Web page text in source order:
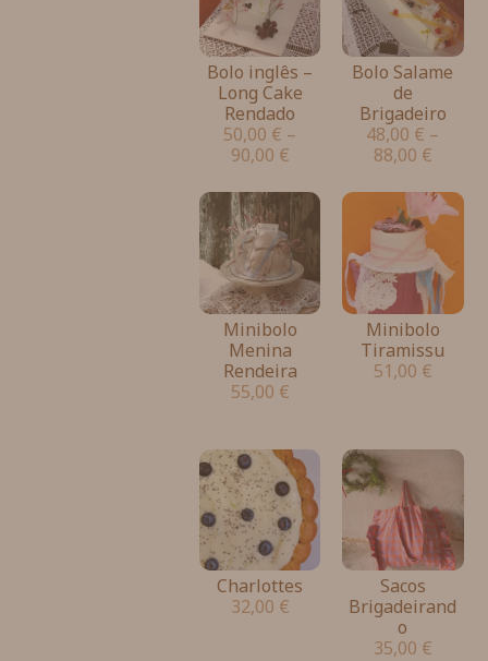
Bolo inglês –
Long Cake
Rendado
50,00 € –
90,00 €
Bolo Salame
de
Brigadeiro
48,00 € –
88,00 €
Minibolo
Menina
Rendeira
55,00 €
Minibolo
Tiramissu
51,00 €
Charlottes
32,00 €
Sacos
Brigadeirand
o
35,00 €